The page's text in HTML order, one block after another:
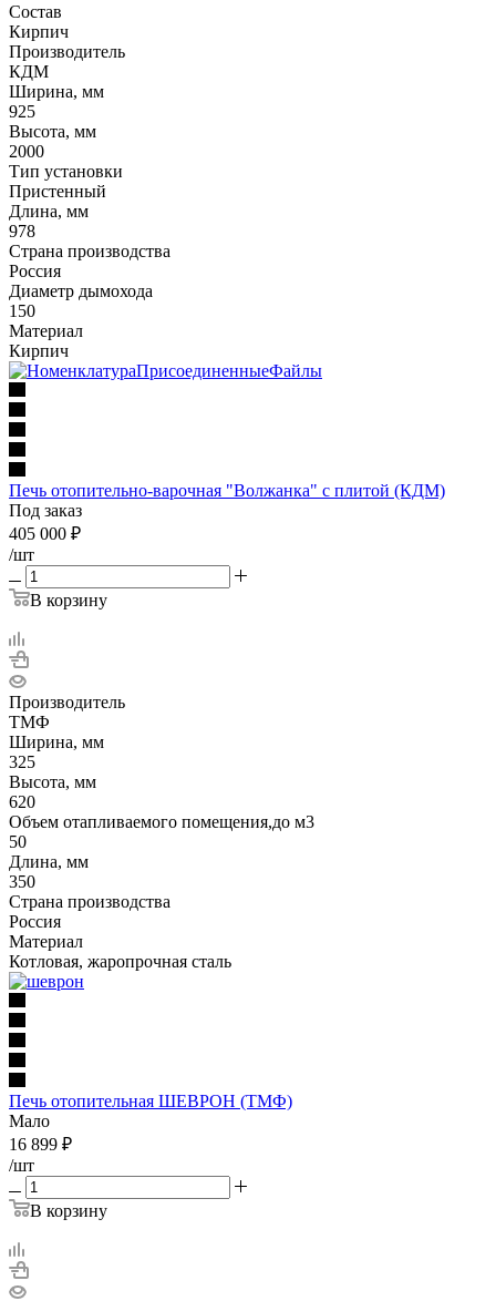
Состав
Кирпич
Производитель
КДМ
Ширина, мм
925
Высота, мм
2000
Тип установки
Пристенный
Длина, мм
978
Страна производства
Россия
Диаметр дымохода
150
Материал
Кирпич
Печь отопительно-варочная "Волжанка" с плитой (КДМ)
Под заказ
405 000 ₽
/шт
В корзину
Производитель
ТМФ
Ширина, мм
325
Высота, мм
620
Объем отапливаемого помещения,до м3
50
Длина, мм
350
Страна производства
Россия
Материал
Котловая, жаропрочная сталь
Печь отопительная ШЕВРОН (ТМФ)
Мало
16 899 ₽
/шт
В корзину